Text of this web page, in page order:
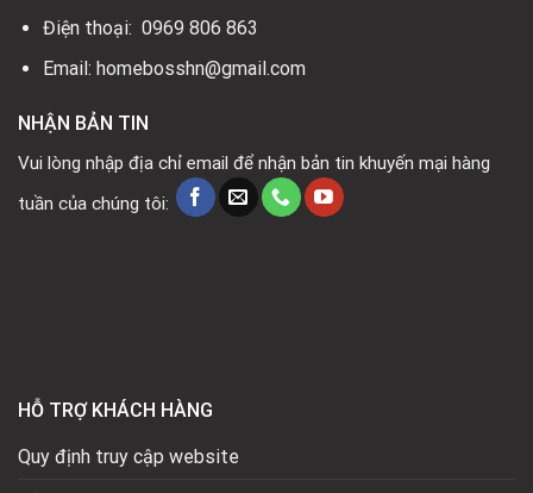
Điện thoại: 0969 806 863
Email: homebosshn@gmail.com
NHẬN BẢN TIN
Vui lòng nhập địa chỉ email để nhận bản tin khuyến mại hàng
tuần của chúng tôi:
HỖ TRỢ KHÁCH HÀNG
Quy định truy cập website